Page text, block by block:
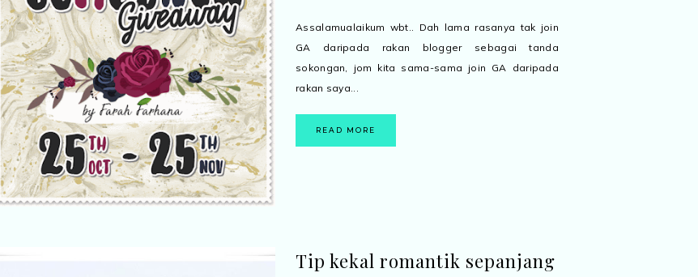
Assalamualaikum wbt.. Dah lama rasanya tak join
GA daripada rakan blogger sebagai tanda
sokongan, jom kita sama-sama join GA daripada
rakan saya...
READ MORE
Tip kekal romantik sepanjang